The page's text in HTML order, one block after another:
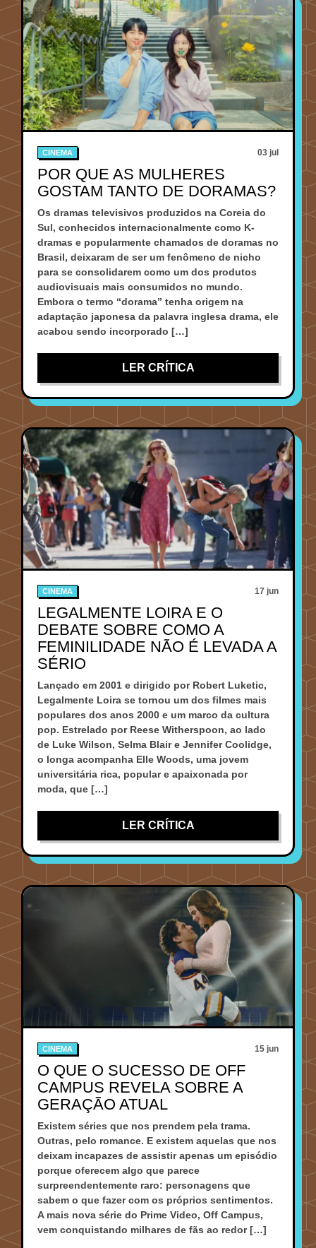
CINEMA 03 jul
POR QUE AS MULHERES
GOSTAM TANTO DE DORAMAS?
Os dramas televisivos produzidos na Coreia do
Sul, conhecidos internacionalmente como K-
dramas e popularmente chamados de doramas no
Brasil, deixaram de ser um fenômeno de nicho
para se consolidarem como um dos produtos
audiovisuais mais consumidos no mundo.
Embora o termo “dorama” tenha origem na
adaptação japonesa da palavra inglesa drama, ele
acabou sendo incorporado […]
LER CRÍTICA
CINEMA 17 jun
LEGALMENTE LOIRA E O
DEBATE SOBRE COMO A
FEMINILIDADE NÃO É LEVADA A
SÉRIO
Lançado em 2001 e dirigido por Robert Luketic,
Legalmente Loira se tornou um dos filmes mais
populares dos anos 2000 e um marco da cultura
pop. Estrelado por Reese Witherspoon, ao lado
de Luke Wilson, Selma Blair e Jennifer Coolidge,
o longa acompanha Elle Woods, uma jovem
universitária rica, popular e apaixonada por
moda, que […]
LER CRÍTICA
CINEMA 15 jun
O QUE O SUCESSO DE OFF
CAMPUS REVELA SOBRE A
GERAÇÃO ATUAL
Existem séries que nos prendem pela trama.
Outras, pelo romance. E existem aquelas que nos
deixam incapazes de assistir apenas um episódio
porque oferecem algo que parece
surpreendentemente raro: personagens que
sabem o que fazer com os próprios sentimentos.
A mais nova série do Prime Video, Off Campus,
vem conquistando milhares de fãs ao redor […]